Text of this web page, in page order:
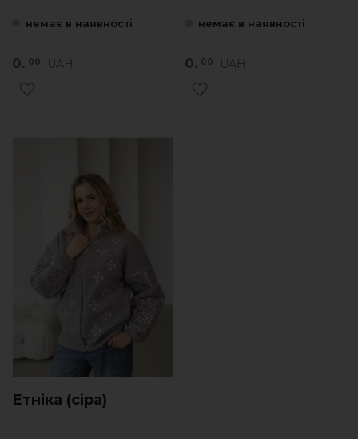
немає в наявності
0. 00 UAH
немає в наявності
0. 00 UAH
Етніка (сіра)